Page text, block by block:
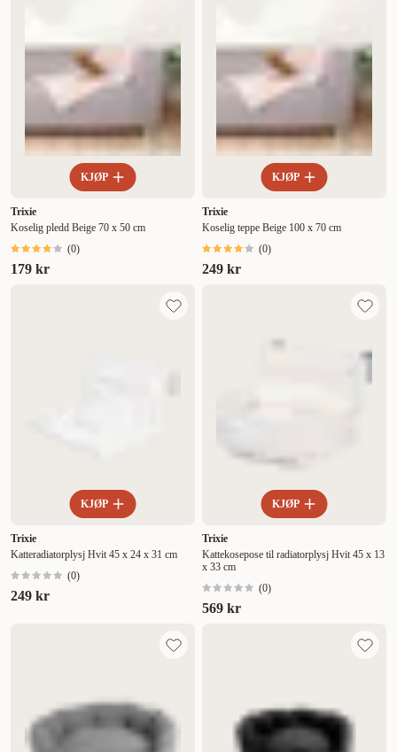
KJØP
Trixie
Koselig pledd Beige 70 x 50 cm
(0)
179 kr
KJØP
Trixie
Koselig teppe Beige 100 x 70 cm
(0)
249 kr
KJØP
Trixie
Katteradiatorplysj Hvit 45 x 24 x 31 cm
(0)
249 kr
KJØP
Trixie
Kattekosepose til radiatorplysj Hvit 45 x 13
x 33 cm
(0)
569 kr